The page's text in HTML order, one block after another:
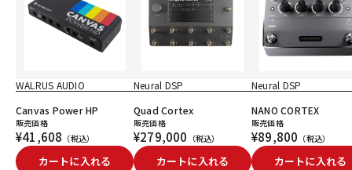
WALRUS AUDIO
Canvas Power HP
販売価格
¥41,608 （税込）
カートに入れる
Neural DSP
Quad Cortex
販売価格
¥279,000 （税込）
カートに入れる
Neural DSP
NANO CORTEX
販売価格
¥89,800 （税込）
カートに入れる